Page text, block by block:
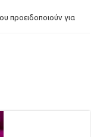
προειδοποιούν για